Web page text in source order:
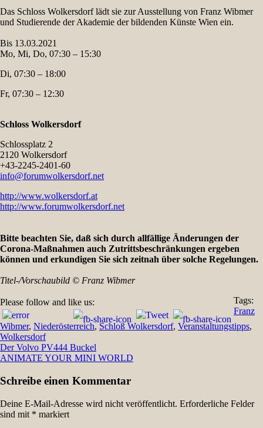
Das Schloss Wolkersdorf lädt sie zur Ausstellung von Franz Wibmer
und Studierende der Akademie der bildenden Künste Wien ein.
Bis 13.03.2021
Mo, Mi, Do, 07:30 – 15:30
Di, 07:30 – 18:00
Fr, 07:30 – 12:30
Schloss Wolkersdorf
Schlossplatz 2
2120 Wolkersdorf
+43-2245-2401-60
info@forumwolkersdorf.net
http://www.wolkersdorf.at
http://www.forumwolkersdorf.net
Bitte beachten Sie, daß sich durch allfällige Änderungen der
Corona-Maßnahmen auch Zutrittsbeschränkungen ergeben
können und erkundigen Sie sich zeitnah über solche Regelungen.
Titel-/Vorschaubild © Franz Wibmer
Please follow and like us:
Tags:
Franz
Wibmer, Niederösterreich, Schloß Wolkersdorf, Veranstaltungstipps,
Wolkersdorf
Beitragsnavigation
Der Volvo PV444 Buckel
ANIMATE YOUR MINI WORLD
Schreibe einen Kommentar
Deine E-Mail-Adresse wird nicht veröffentlicht. Erforderliche Felder
sind mit * markiert